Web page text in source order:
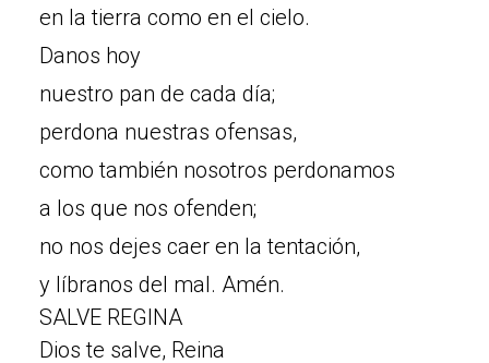
en la tierra como en el cielo.
Danos hoy
nuestro pan de cada día;
perdona nuestras ofensas,
como también nosotros perdonamos
a los que nos ofenden;
no nos dejes caer en la tentación,
y líbranos del mal. Amén.
SALVE REGINA
Dios te salve, Reina